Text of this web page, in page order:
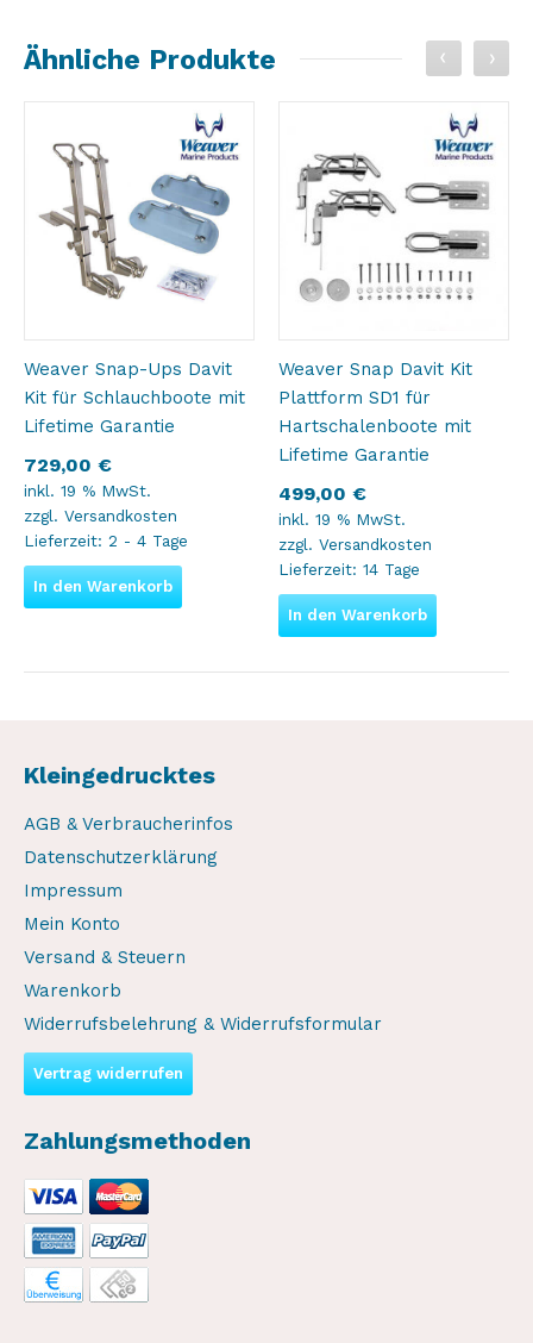
Ähnliche Produkte
Weaver Snap-Ups Davit
Kit für Schlauchboote mit
Lifetime Garantie
729,00 €
inkl. 19 % MwSt.
zzgl. Versandkosten
Lieferzeit: 2 - 4 Tage
In den Warenkorb
Weaver Snap Davit Kit
Plattform SD1 für
Hartschalenboote mit
Lifetime Garantie
499,00 €
inkl. 19 % MwSt.
zzgl. Versandkosten
Lieferzeit: 14 Tage
In den Warenkorb
Kleingedrucktes
AGB & Verbraucherinfos
Datenschutzerklärung
Impressum
Mein Konto
Versand & Steuern
Warenkorb
Widerrufsbelehrung & Widerrufsformular
Vertrag widerrufen
Zahlungsmethoden